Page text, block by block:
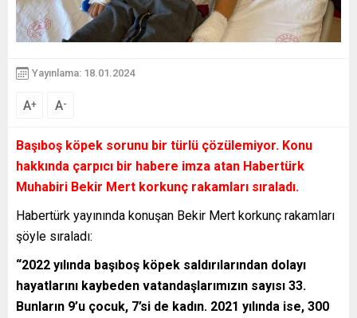
Yayınlama: 18.01.2024
A+ A-
Başıboş köpek sorunu bir türlü çözülemiyor. Konu
hakkında çarpıcı bir habere imza atan Habertürk
Muhabiri Bekir Mert korkunç rakamları sıraladı.
Habertürk yayınında konuşan Bekir Mert korkunç rakamları
şöyle sıraladı:
“2022 yılında başıboş köpek saldırılarından dolayı
hayatlarını kaybeden vatandaşlarımızın sayısı 33.
Bunların 9’u çocuk, 7’si de kadın. 2021 yılında ise, 300